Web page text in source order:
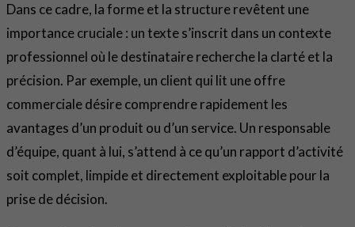
Dans ce cadre, la forme et la structure revêtent une
importance cruciale : un texte s’inscrit dans un contexte
professionnel où le destinataire recherche la clarté et la
précision. Par exemple, un client qui lit une offre
commerciale désire comprendre rapidement les
avantages d’un produit ou d’un service. Un responsable
d’équipe, quant à lui, s’attend à ce qu’un rapport d’activité
soit complet, limpide et directement exploitable pour la
prise de décision.